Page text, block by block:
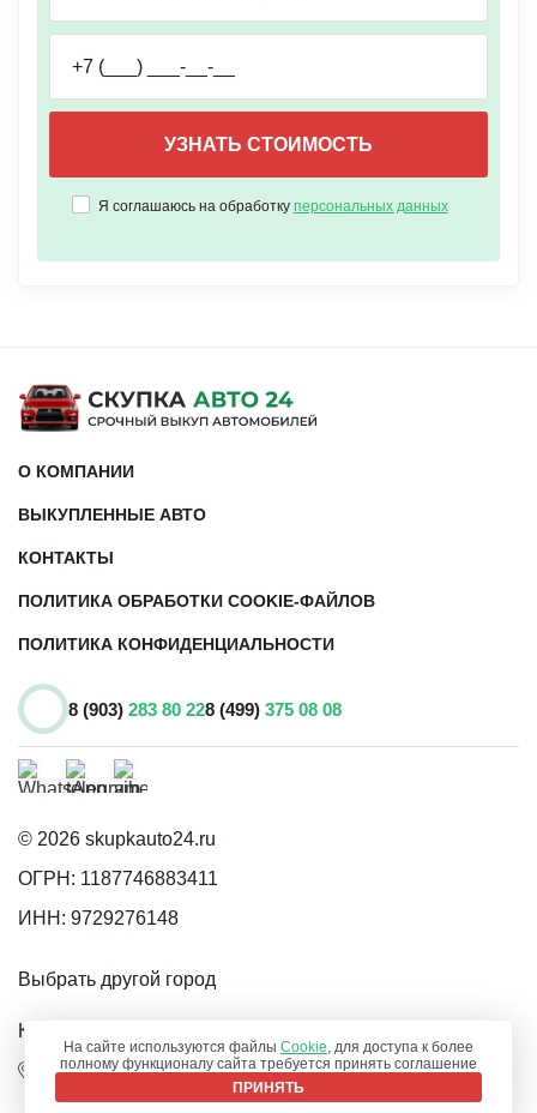
Я соглашаюсь на обработку персональных данных
О КОМПАНИИ
ВЫКУПЛЕННЫЕ АВТО
КОНТАКТЫ
ПОЛИТИКА ОБРАБОТКИ COOKIE-ФАЙЛОВ
ПОЛИТИКА КОНФИДЕНЦИАЛЬНОСТИ
8 (903) 283 80 228 (499) 375 08 08
© 2026 skupkauto24.ru
ОГРН: 1187746883411
ИНН: 9729276148
Выбрать другой город
Карта сайта
г. Солнечногорск , ул. Тельнова, 10. Бизнес Центр
На сайте используются файлы Cookie, для доступа к более
полному функционалу сайта требуется принять соглашение
ПРИНЯТЬ